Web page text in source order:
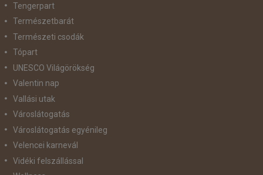
Tengerpart
Természetbarát
Természeti csodák
Tópart
UNESCO Világörökség
Valentin nap
Vallási utak
Városlátogatás
Városlátogatás egyénileg
Velencei karnevál
Vidéki felszállással